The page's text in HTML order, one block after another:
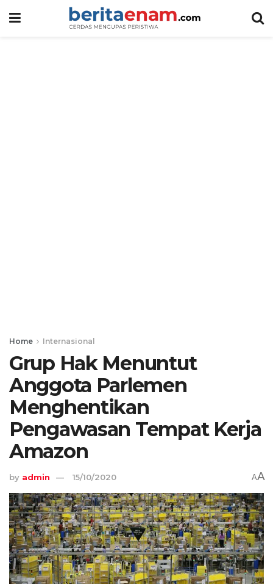
Home Internasional
Grup Hak Menuntut
Anggota Parlemen
Menghentikan
Pengawasan Tempat Kerja
Amazon
by admin 15/10/2020 AA